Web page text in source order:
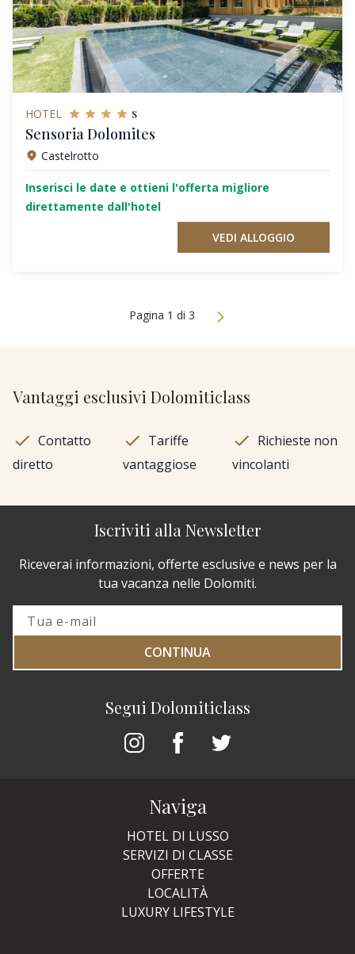
HOTEL s
Sensoria Dolomites
Castelrotto
Inserisci le date e ottieni l'offerta migliore
direttamente dall'hotel
VEDI ALLOGGIO
Pagina 1 di 3
Vantaggi esclusivi Dolomiticlass
Contatto
diretto
Tariffe
vantaggiose
Richieste non
vincolanti
Segui Dolomiticlass
Iscriviti alla Newsletter
Riceverai informazioni, offerte esclusive e news per la
tua vacanza nelle Dolomiti.
CONTINUA
Naviga
HOTEL DI LUSSO
SERVIZI DI CLASSE
OFFERTE
LOCALITÀ
LUXURY LIFESTYLE